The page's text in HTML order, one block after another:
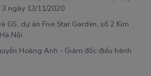
ngày 13/11/2020
G5, dự án Five Star Garden, số 2 Kim
Nội
Hoàng Anh - Giám đốc điều hành